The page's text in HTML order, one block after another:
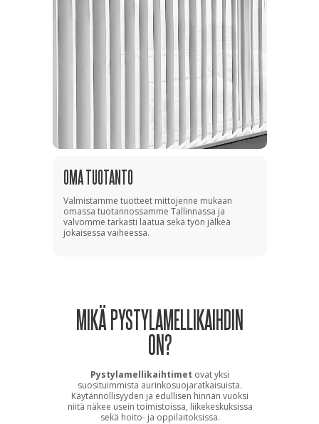
OMA TUOTANTO
Valmistamme tuotteet mittojenne mukaan
omassa tuotannossamme Tallinnassa ja
valvomme tarkasti laatua sekä työn jälkeä
jokaisessa vaiheessa.
Pystylamellikaihtimet ovat yksi
suosituimmista aurinkosuojaratkaisuista.
Käytännöllisyyden ja edullisen hinnan vuoksi
niitä näkee usein toimistoissa, liikekeskuksissa
sekä hoito- ja oppilaitoksissa.
MIKÄ PYSTYLAMELLIKAIHDIN
ON?